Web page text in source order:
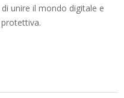
unire il mondo digitale e